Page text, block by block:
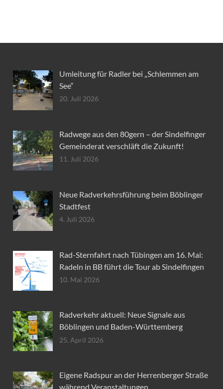
Umleitung für Radler bei „Schlemmen am
See“
20. Juli 2026
Radwege aus den 80gern – der Sindelfinger
Gemeinderat verschläft die Zukunft!
11. Juli 2026
Neue Radverkehrsführung beim Böblinger
Stadtfest
4. Juli 2026
Rad-Sternfahrt nach Tübingen am 16. Mai:
Radeln in BB führt die Tour ab Sindelfingen
10. Mai 2026
Radverkehr aktuell: Neue Signale aus
Böblingen und Baden-Württemberg
25. April 2026
Eigene Radspur an der Herrenberger Straße
während Veranstaltungen